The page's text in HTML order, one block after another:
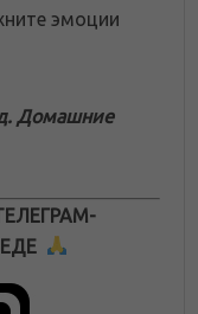
эмоции
Домашние